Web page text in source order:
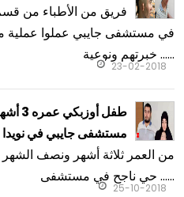
فريق من الأطباء من قسم
في مستشفى جايبي عملوا عملية
خبرتهم ونوعية ......
23-02-2018
طفل
مستشفى جايبي في نويدا
من العمر ثلاثة أشهر ونصف الشهر
حي ناجح في مستشفى ......
25-10-2018